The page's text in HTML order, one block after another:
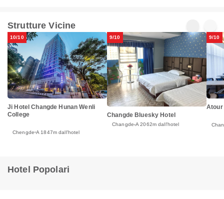
Strutture Vicine
10/10
Ji Hotel Changde Hunan Wenli
College
Chengde A 1847m dall'hotel
9/10
Changde Bluesky Hotel
Changde A 2062m dall'hotel
9/10
Atour
Hotel Popolari